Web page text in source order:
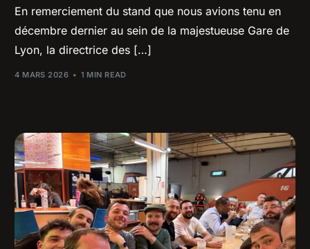
En remerciement du stand que nous avions tenu en
décembre dernier au sein de la majestueuse Gare de
Lyon, la directrice des […]
4 MARS 2026 1 MIN READ